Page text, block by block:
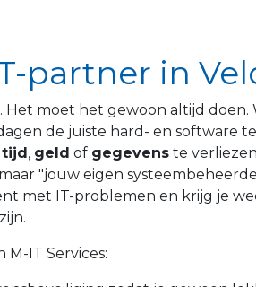
partner in
Het moet het gewoon altijd doen.
de juiste hard- en software
tijd, geld of gegevens te
"jouw eigen
met IT-problemen en krijg je
IT Services: